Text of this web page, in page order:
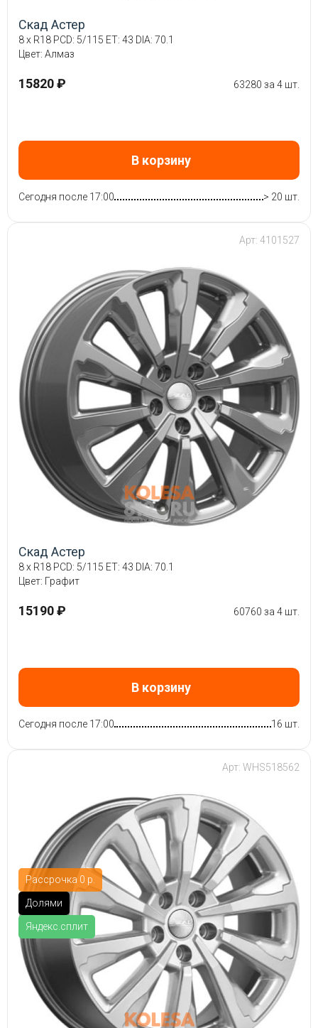
Скад Астер
8 x R18 PCD: 5/115 ET: 43 DIA: 70.1
Цвет: Алмаз
15820 ₽ 63280 за 4 шт.
В корзину
Сегодня после 17:00 > 20 шт.
Арт: 4101527
Скад Астер
8 x R18 PCD: 5/115 ET: 43 DIA: 70.1
Цвет: Графит
15190 ₽ 60760 за 4 шт.
В корзину
Сегодня после 17:00 16 шт.
Рассрочка 0 р.
Долями
Яндекс.сплит
Арт: WHS518562